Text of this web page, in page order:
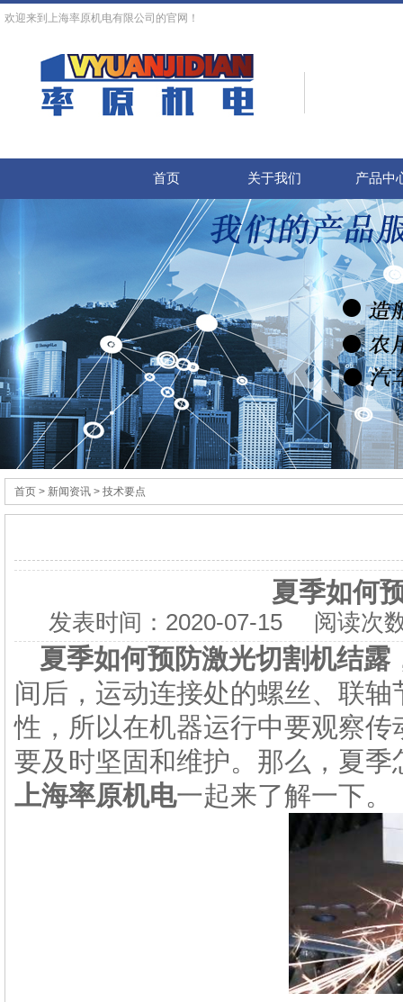
欢迎来到上海率原机电有限公司的官网！
首页 关于我们 产品中
首页 > 新闻资讯 > 技术要点
夏季如何
发表时间： 2020-07-15阅读次
夏季如何预防激光切割机结露
间后，运动连接处的螺丝、联
性，所以在机器运行中要观察
要及时坚固和维护。那么，夏
上海率原机电一起来了解一下。